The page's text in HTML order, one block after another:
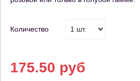
Количество
175.50 руб